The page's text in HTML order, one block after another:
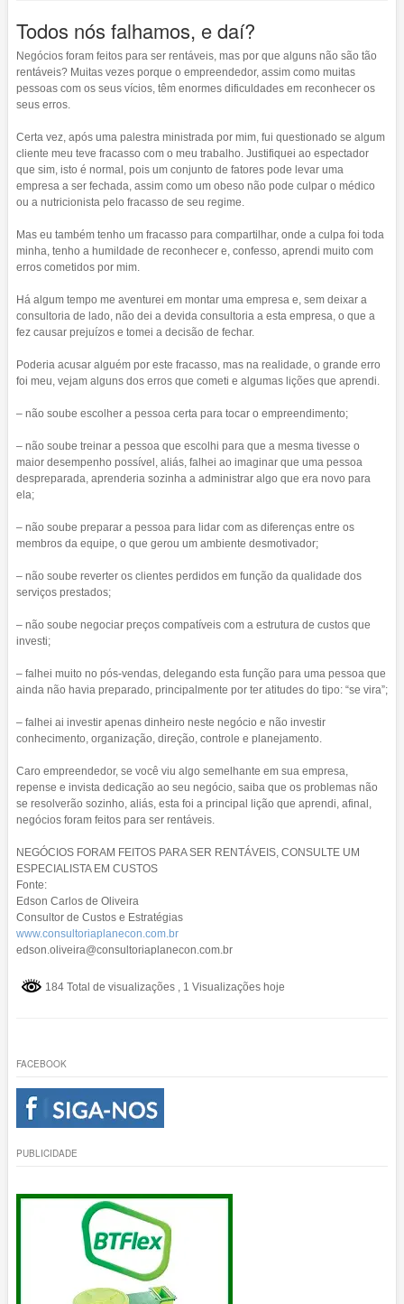
Todos nós falhamos, e daí?
Negócios foram feitos para ser rentáveis, mas por que alguns não são tão
rentáveis? Muitas vezes porque o empreendedor, assim como muitas
pessoas com os seus vícios, têm enormes dificuldades em reconhecer os
seus erros.
Certa vez, após uma palestra ministrada por mim, fui questionado se algum
cliente meu teve fracasso com o meu trabalho. Justifiquei ao espectador
que sim, isto é normal, pois um conjunto de fatores pode levar uma
empresa a ser fechada, assim como um obeso não pode culpar o médico
ou a nutricionista pelo fracasso de seu regime.
Mas eu também tenho um fracasso para compartilhar, onde a culpa foi toda
minha, tenho a humildade de reconhecer e, confesso, aprendi muito com
erros cometidos por mim.
Há algum tempo me aventurei em montar uma empresa e, sem deixar a
consultoria de lado, não dei a devida consultoria a esta empresa, o que a
fez causar prejuízos e tomei a decisão de fechar.
Poderia acusar alguém por este fracasso, mas na realidade, o grande erro
foi meu, vejam alguns dos erros que cometi e algumas lições que aprendi.
– não soube escolher a pessoa certa para tocar o empreendimento;
– não soube treinar a pessoa que escolhi para que a mesma tivesse o
maior desempenho possível, aliás, falhei ao imaginar que uma pessoa
despreparada, aprenderia sozinha a administrar algo que era novo para
ela;
– não soube preparar a pessoa para lidar com as diferenças entre os
membros da equipe, o que gerou um ambiente desmotivador;
– não soube reverter os clientes perdidos em função da qualidade dos
serviços prestados;
– não soube negociar preços compatíveis com a estrutura de custos que
investi;
– falhei muito no pós-vendas, delegando esta função para uma pessoa que
ainda não havia preparado, principalmente por ter atitudes do tipo: “se vira”;
– falhei ai investir apenas dinheiro neste negócio e não investir
conhecimento, organização, direção, controle e planejamento.
Caro empreendedor, se você viu algo semelhante em sua empresa,
repense e invista dedicação ao seu negócio, saiba que os problemas não
se resolverão sozinho, aliás, esta foi a principal lição que aprendi, afinal,
negócios foram feitos para ser rentáveis.
NEGÓCIOS FORAM FEITOS PARA SER RENTÁVEIS, CONSULTE UM
ESPECIALISTA EM CUSTOS
Fonte:
Edson Carlos de Oliveira
Consultor de Custos e Estratégias
www.consultoriaplanecon.com.br
edson.oliveira@consultoriaplanecon.com.br
184 Total de visualizações , 1 Visualizações hoje
FACEBOOK
PUBLICIDADE